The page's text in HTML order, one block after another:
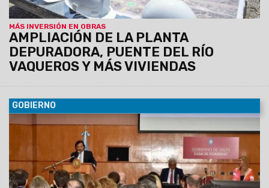
MÁS INVERSIÓN EN OBRAS
AMPLIACIÓN DE LA PLANTA
DEPURADORA, PUENTE DEL RÍO
VAQUEROS Y MÁS VIVIENDAS
GOBIERNO
07/10/2022 Con la participación de casi 200 abogados se
habilitó este espacio para profundizar el estudio, la
investigación, generación de propuestas superadoras,
fomentar capacitaciones y lazos de cooperación. “Los
servidores del pueblo tenemos como meta ser un medio
para facilitar a los ciudadanos el ejercicio de sus derechos”,